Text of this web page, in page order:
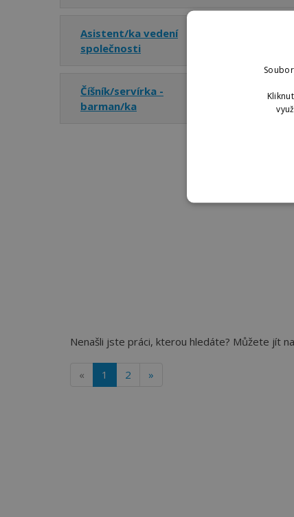
Asistent/ka vedení
společnosti
Číšník/servírka -
barman/ka
Nenašli jste práci, kterou hledáte? Můžete jít na
« 1 2 »